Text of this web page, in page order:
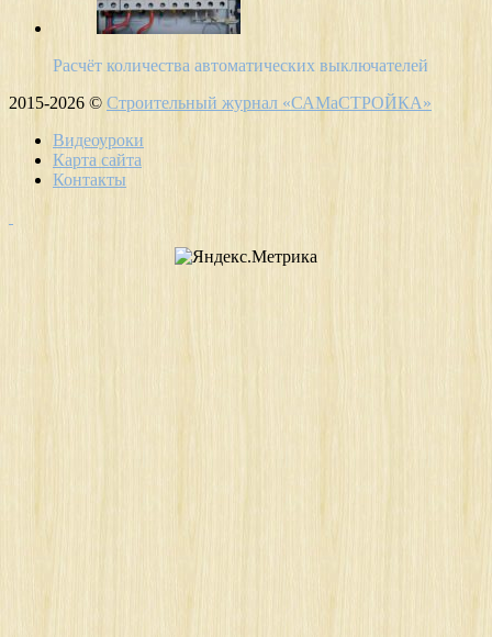
Расчёт количества автоматических выключателей
2015-2026 © Строительный журнал «САМаСТРОЙКА»
Видеоуроки
Карта сайта
Контакты